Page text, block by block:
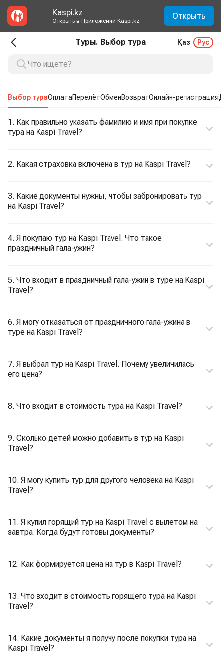
Kaspi.kz
Открыть в Приложении Kaspi.kz Открыть
Туры. Выбор тура Қаз Рус
Выбор тураОплатаПерелётОбменВозвратОнлайн-регистрация
1. Как правильно указать фамилию и имя при покупке
тура на Kaspi Travel?
2. Какая страховка включена в тур на Kaspi Travel?
3. Какие документы нужны, чтобы забронировать тур
на Kaspi Travel?
4. Я покупаю тур на Kaspi Travel. Что такое
праздничный гала-ужин?
5. Что входит в праздничный гала-ужин в туре на Kaspi
Travel?
6. Я могу отказаться от праздничного гала-ужина в
туре на Kaspi Travel?
7. Я выбрал тур на Kaspi Travel. Почему увеличилась
его цена?
8. Что входит в стоимость тура на Kaspi Travel?
9. Сколько детей можно добавить в тур на Kaspi
Travel?
10. Я могу купить тур для другого человека на Kaspi
Travel?
11. Я купил горящий тур на Kaspi Travel с вылетом на
завтра. Когда будут готовы документы?
12. Как формируется цена на тур в Kaspi Travel?
13. Что входит в стоимость горящего тура на Kaspi
Travel?
14. Какие документы я получу после покупки тура на
Kaspi Travel?